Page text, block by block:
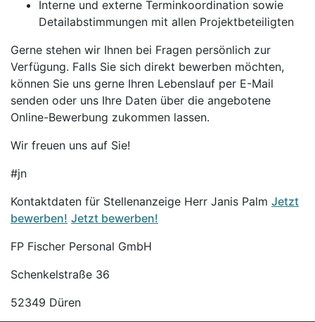
Interne und externe Terminkoordination sowie
Detailabstimmungen mit allen Projektbeteiligten
Gerne stehen wir Ihnen bei Fragen persönlich zur
Verfügung. Falls Sie sich direkt bewerben möchten,
können Sie uns gerne Ihren Lebenslauf per E-Mail
senden oder uns Ihre Daten über die angebotene
Online-Bewerbung zukommen lassen.
Wir freuen uns auf Sie!
#jn
Kontaktdaten für Stellenanzeige Herr Janis Palm Jetzt
bewerben! Jetzt bewerben!
FP Fischer Personal GmbH
Schenkelstraße 36
52349 Düren